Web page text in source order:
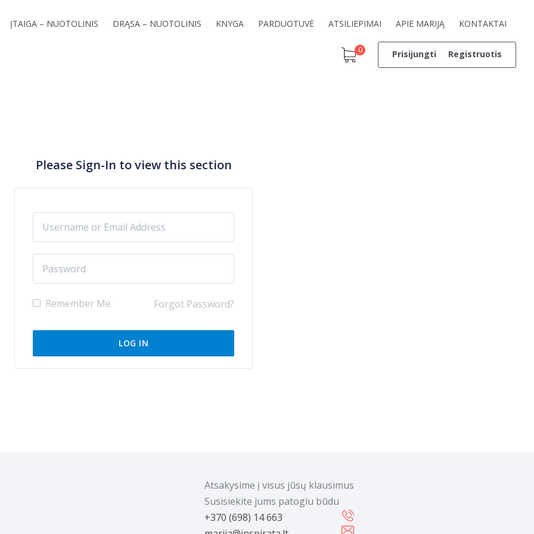
ĮTAIGA – NUOTOLINIS DRĄSA – NUOTOLINIS KNYGA PARDUOTUVĖ ATSILIEPIMAI APIE MARIJĄ KONTAKTAI
0 Prisijungti Registruotis
Please Sign-In to view this section
Remember Me Forgot Password?
Atsakysime į visus jūsų klausimus
Susisiekite jums patogiu būdu
‭+370 (698) 14 663